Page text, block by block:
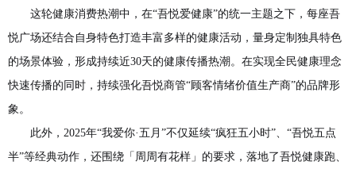
这轮健康消费热潮中，在“吾悦爱健康”的统一主题之下，每座吾
悦广场还结合自身特色打造丰富多样的健康活动，量身定制独具特色
的场景体验，形成持续近30天的健康传播热潮。在实现全民健康理念
快速传播的同时，持续强化吾悦商管“顾客情绪价值生产商”的品牌形
象。
此外，2025年“我爱你·五月”不仅延续“疯狂五小时”、“吾悦五点
半”等经典动作，还围绕「周周有花样」的要求，落地了吾悦健康跑、